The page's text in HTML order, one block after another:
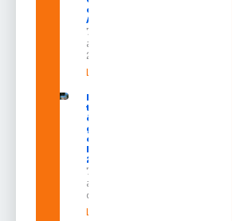
do TRE-
AP
7 de
agosto de
2026
Leia mais »
Macapá
terá
ônibus
gratuitos
durante a
Expofeira
2026
7 de
agosto
de 2026
Leia mais